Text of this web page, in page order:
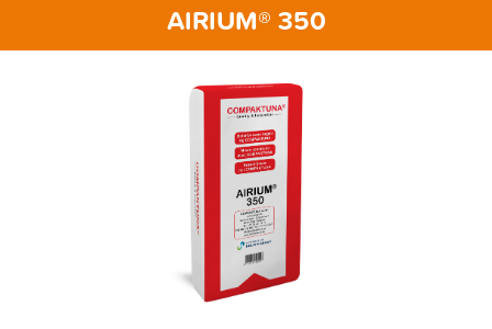
AIRIUM® 350